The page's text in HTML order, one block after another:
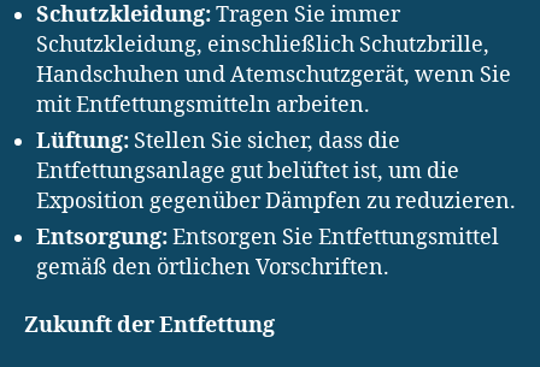
Schutzkleidung:Tragen Sie immer
Schutzkleidung, einschließlich Schutzbrille,
Handschuhen und Atemschutzgerät, wenn Sie
mit Entfettungsmitteln arbeiten.
Lüftung: Stellen Sie sicher, dass die
Entfettungsanlage gut belüftet ist, um die
Exposition gegenüber Dämpfen zu reduzieren.
Entsorgung:Entsorgen Sie Entfettungsmittel
gemäß den örtlichen Vorschriften.
Zukunft der Entfettung